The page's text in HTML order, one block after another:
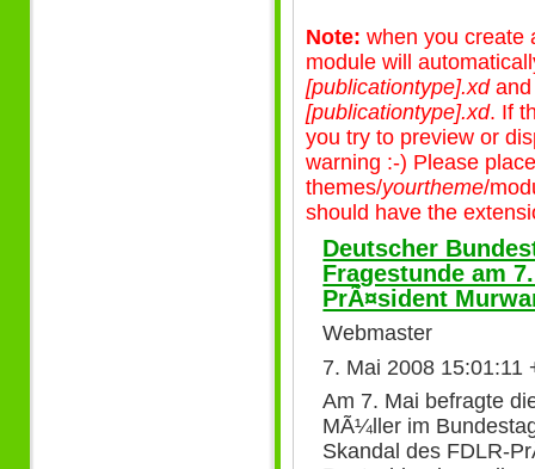
Note: when you create
module will
[publicationtype].xd
[publicationtype].xd. If
you try to preview or
warning :-) Please
themes/yourtheme/
should have the
Deutscher
Fragestunde am
PrÃ¤sident
Webmaster
7. Mai 2008 15:01:11
Am 7. Mai befragte
MÃ¼ller im
Skandal des FDLR-